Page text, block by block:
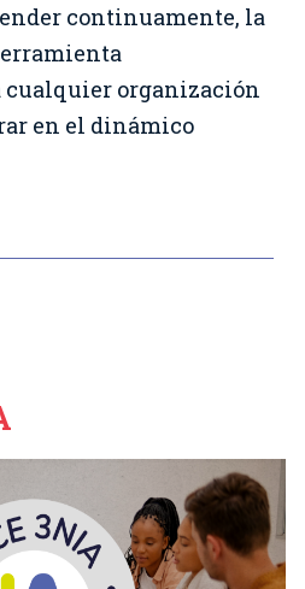
continuamente, la
cualquier organización
en el dinámico